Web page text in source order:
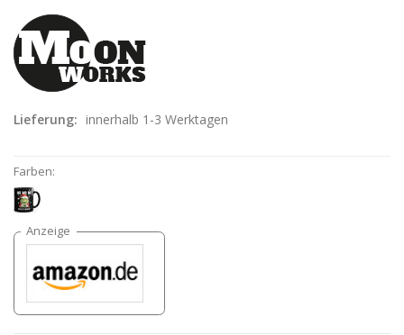
Lieferung: innerhalb 1-3 Werktagen
Farben: